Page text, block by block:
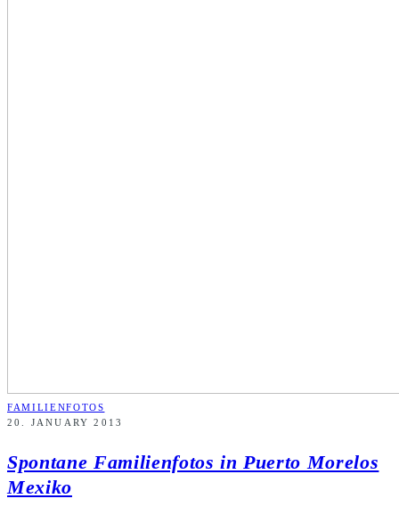
FAMILIENFOTOS
20. JANUARY 2013
Spontane Familienfotos in Puerto Morelos
Mexiko